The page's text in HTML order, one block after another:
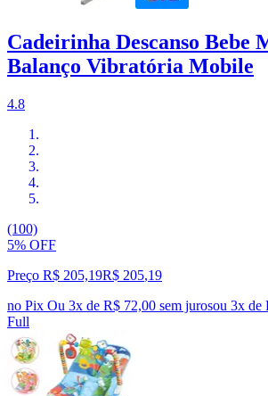
Cadeirinha Descanso Bebe
Balanço Vibratória Mobile
4.8
(100)
5% OFF
Preço R$ 205,19R$ 205,19
no Pix Ou 3x de R$ 72,00 sem jurosou 3x de
Full